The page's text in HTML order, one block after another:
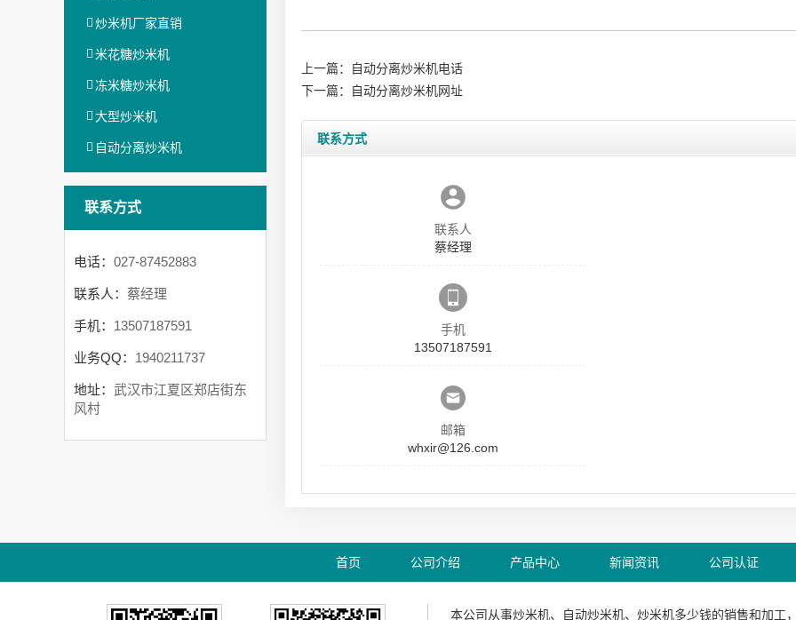
炒米机厂家直销
米花糖炒米机
冻米糖炒米机
大型炒米机
自动分离炒米机
联系方式
电话： 027-87452883
联系人： 蔡经理
手机： 13507187591
业务QQ： 1940211737
地址： 武汉市江夏区郑店街东
风村
上一篇：
自动分离炒米机电话
下一篇：
自动分离炒米机网址
联系方式
联系人
蔡经理
手机
13507187591
邮箱
whxir@126.com
首页 公司介绍 产品中心 新闻资讯 公司认证
本公司从事炒米机、 自动炒米机、 炒米机多少钱的销售和加工